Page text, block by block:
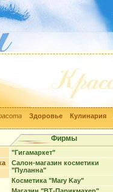
Здоровье Кулинария
Фирмы
"Гигамаркет"
Салон-магазин косметики
"Пуланна"
Косметика "Mary Kay"